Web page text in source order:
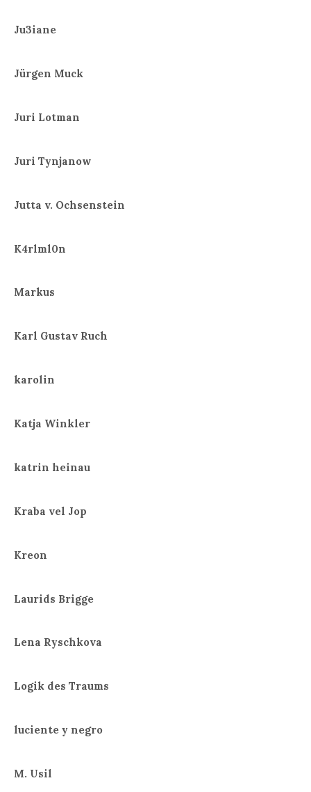
Ju3iane
Jürgen Muck
Juri Lotman
Juri Tynjanow
Jutta v. Ochsenstein
K4rlml0n
Markus
Karl Gustav Ruch
karolin
Katja Winkler
katrin heinau
Kraba vel Jop
Kreon
Laurids Brigge
Lena Ryschkova
Logik des Traums
luciente y negro
M. Usil